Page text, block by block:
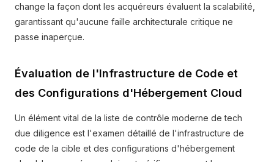
change la façon dont les acquéreurs évaluent la scalabilité,
garantissant qu'aucune faille architecturale critique ne
passe inaperçue.
Évaluation de l'Infrastructure de Code et
des Configurations d'Hébergement Cloud
Un élément vital de la liste de contrôle moderne de tech
due diligence est l'examen détaillé de l'infrastructure de
code de la cible et des configurations d'hébergement